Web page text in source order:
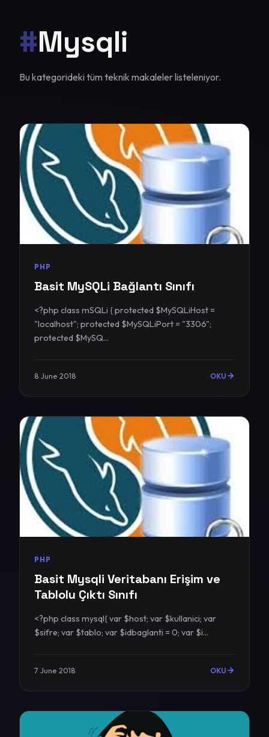
#Mysqli
Bu kategorideki tüm teknik makaleler listeleniyor.
PHP
Basit MySQLi Bağlantı Sınıfı
<?php class mSQLi { protected $MySQLiHost =
"localhost"; protected $MySQLiPort = "3306";
protected $MySQ...
8 June 2018 OKU
PHP
Basit Mysqli Veritabanı Erişim ve
Tablolu Çıktı Sınıfı
<?php class mysql{ var $host; var $kullanici; var
$sifre; var $tablo; var $idbaglanti = 0; var $i...
7 June 2018 OKU